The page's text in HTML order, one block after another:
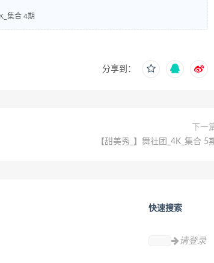
集合 4期
分享到：
下一
【甜美秀_】舞社团_4K_集合 5
快速搜索
请登录